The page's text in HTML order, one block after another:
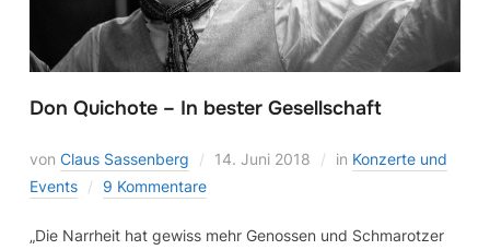
Don Quichote – In bester Gesellschaft
von Claus Sassenberg 14. Juni 2018 in Konzerte und
Events
9 Kommentare
„Die Narrheit hat gewiss mehr Genossen und Schmarotzer